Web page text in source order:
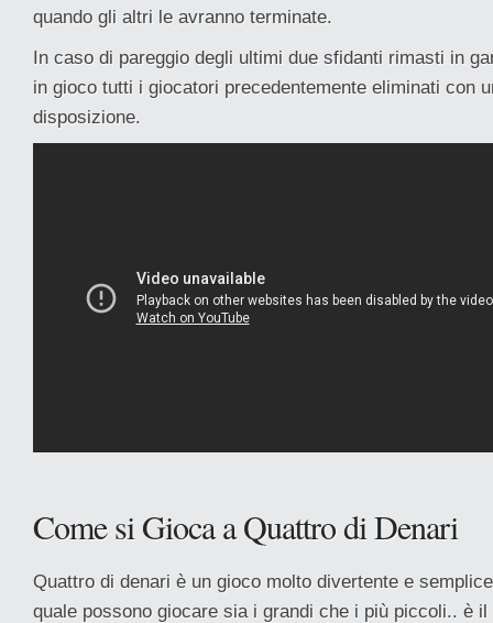
quando gli altri le avranno terminate.
In caso di pareggio degli ultimi due sfidanti rimasti in
in gioco tutti i giocatori precedentemente eliminati con
disposizione.
Come si Gioca a Quattro di Denari
Quattro di denari è un gioco molto divertente e
quale possono giocare sia i grandi che i più piccoli.. è